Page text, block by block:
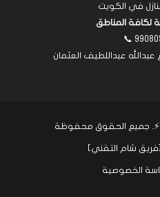
في الكويت
📞
عبداللطيف العثمان
. جميع الحقوق محفوظة
فريق شام التقني]
الخصوصية